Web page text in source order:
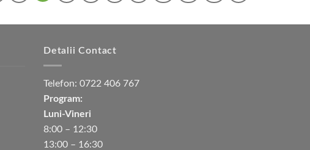
Detalii Contact
Telefon: 0722 406 767
Program:
Luni-Vineri
8:00 – 12:30
13:00 – 16:30